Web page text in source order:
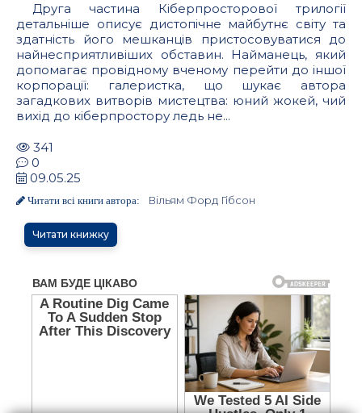
Друга частина Кіберпросторової трилогії
детальніше описує дистопічне майбутнє світу та
здатність його мешканців пристосовуватися до
найнесприятливіших обставин. Найманець, який
допомагає провідному вченому перейти до іншої
корпорації: галеристка, що шукає автора
загадкових витворів мистецтва: юний жокей, чий
вихід до кіберпростору ледь не...
341
0
09.05.25
Читати всі книги автора: Вільям Форд Гібсон
Читати книжку